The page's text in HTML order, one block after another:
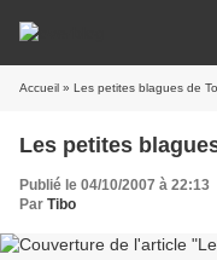
Accueil » Les petites blagues de
Les petites
Publié le 04/10/2007 à 22:13
Par Tibo